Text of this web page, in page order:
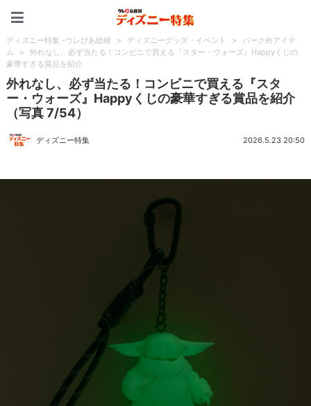
ディズニー特集 -ウレぴあ総研 > ディズニーグッズ・イベント >
パーク外アイテ
ム
>
外れなし、必ず当たる！コンビニで買える『スター・ウォーズ』Happyくじの
豪華すぎる賞品を紹介
外れなし、必ず当たる！コンビニで買える『スタ
ー・ウォーズ』Happyくじの豪華すぎる賞品を紹介
（写真 7/54）
ディズニー特集 2026.5.23 20:50